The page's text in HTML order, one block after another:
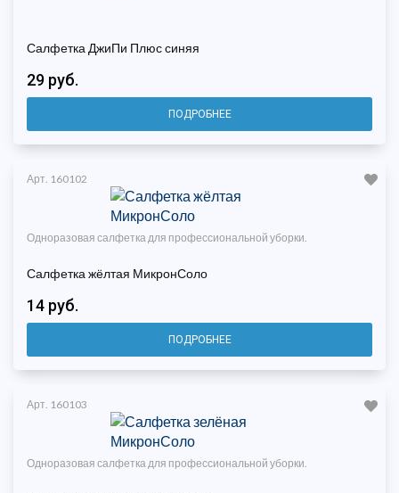
Салфетка ДжиПи Плюс синяя
29 руб.
ПОДРОБНЕЕ
Арт. 160102
Одноразовая салфетка для профессиональной уборки.
Салфетка жёлтая МикронСоло
14 руб.
ПОДРОБНЕЕ
Арт. 160103
Одноразовая салфетка для профессиональной уборки.